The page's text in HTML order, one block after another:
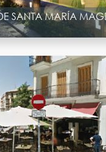
SANTA MARÍA